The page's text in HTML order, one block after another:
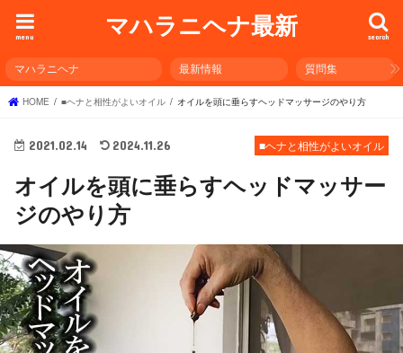
マハラニヘナ最新 search
menu
マハラニヘナ 最新情報 質問集
HOME ■ヘナと相性がよいオイル オイルを頭に垂らすヘッドマッサージのやり方
■ヘナと相性がよいオイル
2021.02.14 2024.11.26
オイルを頭に垂らすヘッドマッサー
ジのやり方